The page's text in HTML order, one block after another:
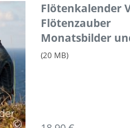
Flötenkalender
Flötenzauber
Monatsbilder
(20 MB)